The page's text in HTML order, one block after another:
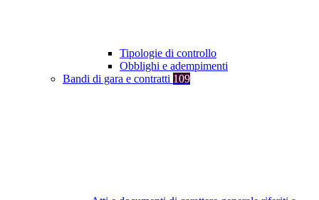
Tipologie di controllo
Obblighi e adempimenti
Bandi di gara e contratti 109